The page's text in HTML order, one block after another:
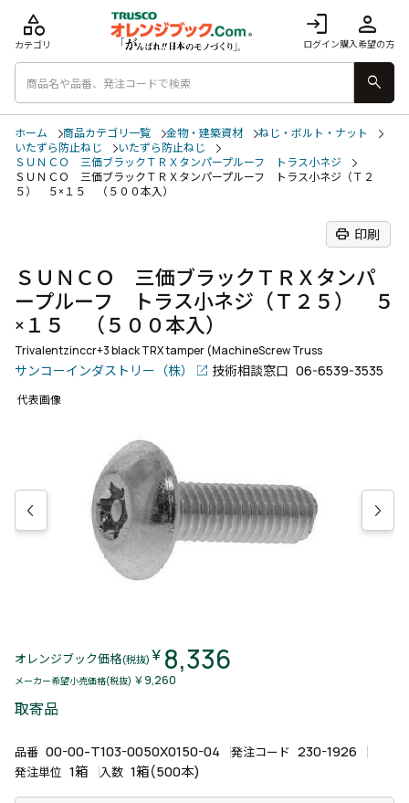
login
ログイン
person
購入希望の方
category
カテゴリ
search
ホーム 商品カテゴリ一覧 金物・建築資材
ねじ・ボルト・ナット
いたずら防止ねじ
いたずら防止ねじ
ＳＵＮＣＯ 三価ブラックＴＲＸタンパープルーフ トラス小ネジ
ＳＵＮＣＯ 三価ブラックＴＲＸタンパープルーフ トラス小ネジ（Ｔ２
５） ５×１５ （５００本入）
print 印刷
ＳＵＮＣＯ 三価ブラックＴＲＸタンパ
ープルーフ トラス小ネジ（Ｔ２５） ５
×１５ （５００本入）
Trivalentzinccr+3 black TRX tamper (MachineScrew Truss
サンコーインダストリー（株） 技術相談窓口 06-6539-3535
代表画像
オレンジブック価格(税抜) ￥ 8,336
メーカー希望小売価格(税抜) ￥9,260
取寄品
品番 00-00-T103-0050X0150-04 発注コード 230-1926
発注単位 1箱 入数 1箱(500本)